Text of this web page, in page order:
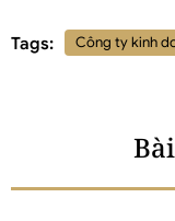
Tags: Công ty kinh